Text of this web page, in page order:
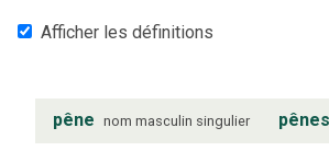
Afficher les définitions
pêne nom masculin singulier pênes